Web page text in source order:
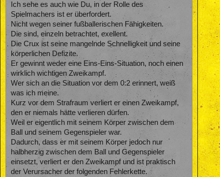
Ich sehe es auch wie Du, in der Rolle des
Spielmachers ist er überfordert.
Nicht wegen seiner fußballerischen Fähigkeiten.
Die sind, einzeln betrachtet, exellent.
Die Crux ist seine mangelnde Schnelligkeit und seine
körperlichen Defizite.
Er gewinnt weder eine Eins-Eins-Situation, noch einen
wirklich wichtigen Zweikampf.
Wer sich an die Situation vor dem 0:2 erinnert, weiß
was ich meine.
Kurz vor dem Strafraum verliert er einen Zweikampf,
den er niemals hätte verlieren dürfen.
Weil er eigentlich mit seinem Körper zwischen dem
Ball und seinem Gegenspieler war.
Dadurch, dass er mit seinem Körper jedoch nur
halbherzig zwischen dem Ball und Gegenspieler
einsetzt, verliert er den Zweikampf und ist praktisch
der Verursacher der folgenden Fehlerkette.